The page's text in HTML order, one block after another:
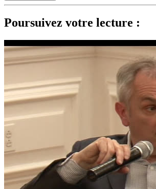
Poursuivez votre lecture :